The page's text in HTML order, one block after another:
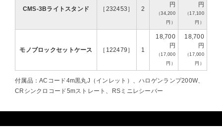
CMS-3Bライトスタンド ［232453］ 2
円
（34,200
円）
円
（17,100
円）
モノブロックセットケース ［122479］ 1
18,700
円
（17,000
円）
18,700
円
（17,000
円）
付属品：ACコード4m黒丸J（インレット）、ハロゲンランプ200W、
CRシンクロコード5mストレート、RSミニレシーバー